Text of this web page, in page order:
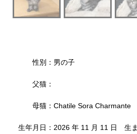
性別：男の子
父猫：
母猫：Chatile Sora Charmante
生年月日：2026 年 11 月 11 日 生